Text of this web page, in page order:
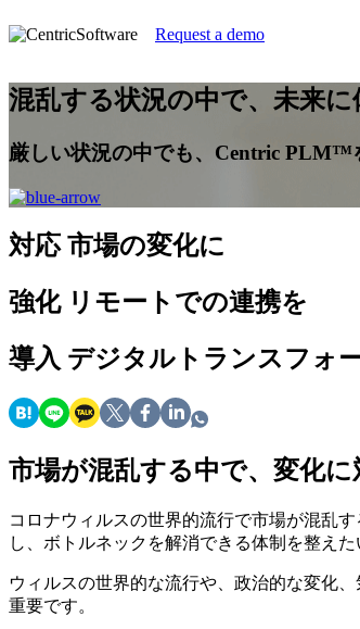
Request a demo
混乱する状況の中で、未来
厳しい状況の中でも、Centric PLM™
対応市場の変化に
強化 リモートでの連携を
導入 デジタルトランスフォ
市場が混乱する中で、変化
コロナウィルスの世界的流行で市場が混乱
し、ボトルネックを解消できる体制を整え
ウィルスの世界的な流行や、政治的な変化
重要です。